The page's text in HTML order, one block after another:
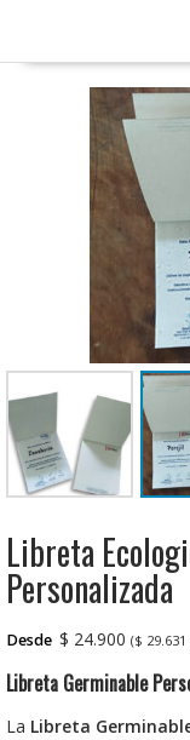
Libreta
Personalizada
Desde $ 24.900 ($ 29.631
Libreta Germinable
La Libreta